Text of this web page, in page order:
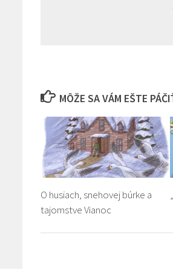
MÔŽE SA VÁM EŠTE
O husiach, snehovej búrke a
tajomstve Vianoc